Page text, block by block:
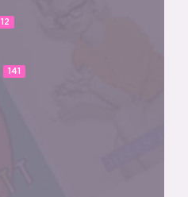
12
141